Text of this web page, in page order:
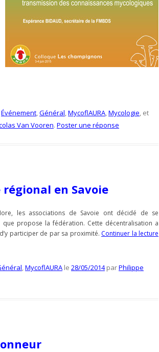
Événement,Général,MycoflAURA,Mycologie, et
Van Vooren. Poster une réponse
en Savoie
les associations de Savoie ont décidé de se
propose la fédération. Cette décentralisation a
participer de par sa proximité. Continuer la lecture
,MycoflAURA le 28/05/2014 parPhilippe